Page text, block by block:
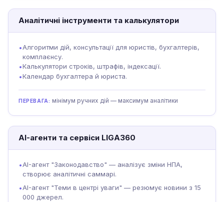
Аналітичні інструменти та калькулятори
•Алгоритми дій, консультації для юристів, бухгалтерів,
комплаєнсу.
•Калькулятори строків, штрафів, індексації.
•Календар бухгалтера й юриста.
ПЕРЕВАГА: мінімум ручних дій — максимум аналітики
AI-агенти та сервіси LIGA360
•AI-агент "Законодавство" — аналізує зміни НПА,
створює аналітичні саммарі.
•AI-агент "Теми в центрі уваги" — резюмує новини з 15
000 джерел.